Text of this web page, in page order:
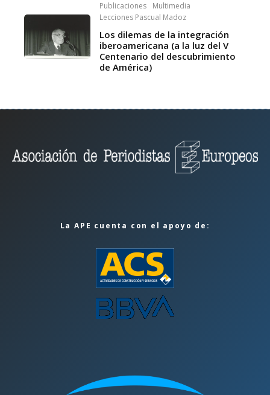
Publicaciones
Multimedia
Lecciones Pascual Madoz
Los dilemas de la integración
iberoamericana (a la luz del V
Centenario del descubrimiento
de América)
La APE cuenta con el apoyo de: